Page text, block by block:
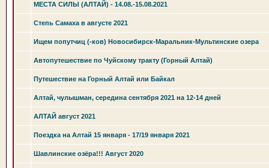
МЕСТА СИЛЫ (АЛТАЙ) - 14.08.-15.08.2021
Степь Самаха в августе 2021
Ищем попутчиц (-ков) Новосибирск-Маральник-Мультинские озера
Автопутешествие по Чуйскому тракту (Горный Алтай)
Путешествие на Горный Алтай или Байкал
Алтай, чулышман, середина сентября 2021 на 12-14 дней
АЛТАЙ август 2021
Поездка на Алтай 15 января - 17/19 января 2021
Шавлинские озёра!!! Август 2020